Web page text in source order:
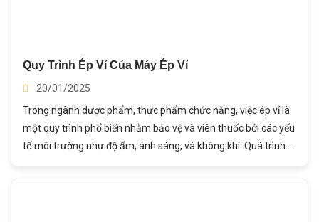
Quy Trình Ép Vỉ Của Máy Ép Vỉ
20/01/2025
Trong ngành dược phẩm, thực phẩm chức năng, việc ép vỉ là
một quy trình phổ biến nhằm bảo vệ và viên thuốc bởi các yếu
tố môi trường như độ ẩm, ánh sáng, và không khí. Quá trình